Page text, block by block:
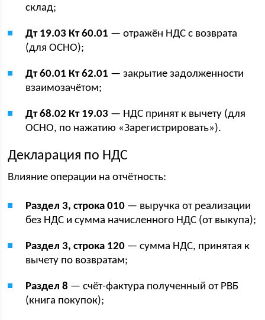
склад;
Дт 19.03 Кт 60.01 — отражён НДС с возврата
(для ОСНО);
Дт 60.01 Кт 62.01 — закрытие задолженности
взаимозачётом;
Дт 68.02 Кт 19.03 — НДС принят к вычету (для
ОСНО, по нажатию «Зарегистрировать»).
Декларация по НДС
Влияние операции на отчётность:
Раздел 3, строка 010 — выручка от реализации
без НДС и сумма начисленного НДС (от выкупа);
Раздел 3, строка 120 — сумма НДС, принятая к
вычету по возвратам;
Раздел 8 — счёт-фактура полученный от РВБ
(книга покупок);